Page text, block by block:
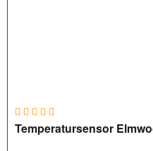
Temperatursensor